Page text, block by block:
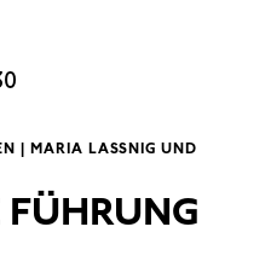
| MARIA LASSNIG UND